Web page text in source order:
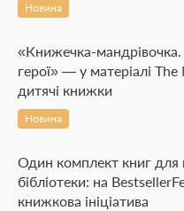
Новина
«Книжечка-мандрівочка.
герої» — у матеріалі The
дитячі книжки
Новина
Один комплект книг
бібліотеки: на
книжкова ініціатива